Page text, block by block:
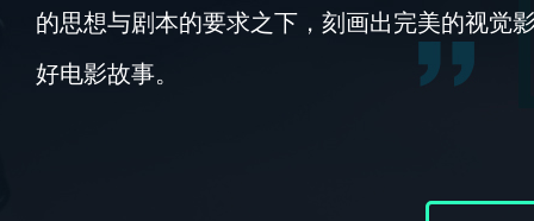
的思想与剧本的要求之下，刻画出完美的视觉
好电影故事。